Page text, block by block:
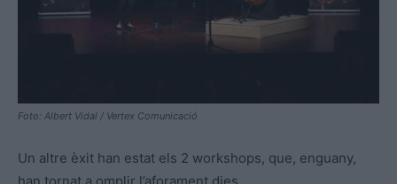
Foto: Albert Vidal / Vertex Comunicació
Un altre èxit han estat els 2 workshops, que, enguany,
han tornat a omplir l’aforament dies